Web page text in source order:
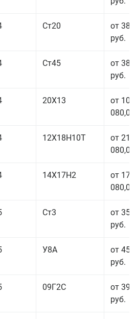
Ст20
от 38
руб.
Ст45
от 38
руб.
20Х13
от 103
080,00
12Х18Н10Т
от 211
080,00
14Х17Н2
от 178
080,00
Ст3
от 35
руб.
У8А
от 45
руб.
09Г2С
от 39
руб.